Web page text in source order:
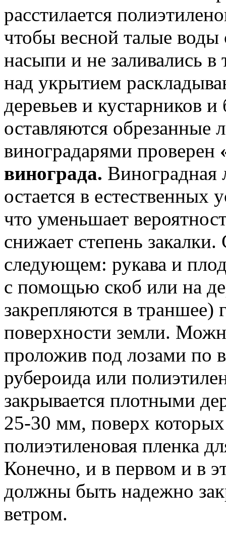
расстилается
чтобы весной талые воды
насыпи и не заливались
над укрытием
деревьев и кустарников
оставляются
виноградарями проверен
винограда. Виноградная
остается в естественных
что уменьшает
снижает степень
следующем: рукава и
с помощью скоб или на
закрепляются в траншее)
поверхности земли.
проложив под лозами по
рубероида или
закрывается плотными
25-30 мм, поверх которых
полиэтиленовая пленка
Конечно, и в первом и в
должны быть надежно
ветром.